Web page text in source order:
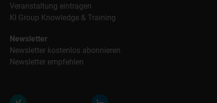
Veranstaltung eintragen
KI Group Knowledge & Training
Newsletter
Newsletter kostenlos abonnieren
Newsletter empfehlen